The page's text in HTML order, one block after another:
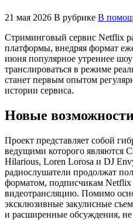
21 мая 2026 В рубрике В
Стриминговый сервис Netflix
платформы, внедряя формат
июня популярное утреннее
транслироваться в режиме
станет первым опытом
истории сервиса.
Новые
Проект представляет собой
ведущими которого являются
Hilarious, Loren Lorosa и DJ
радиослушатели продолжат
форматом, подписчикам
видеотрансляцию. Помимо
эксклюзивные закулисные
и расширенные обсуждения,